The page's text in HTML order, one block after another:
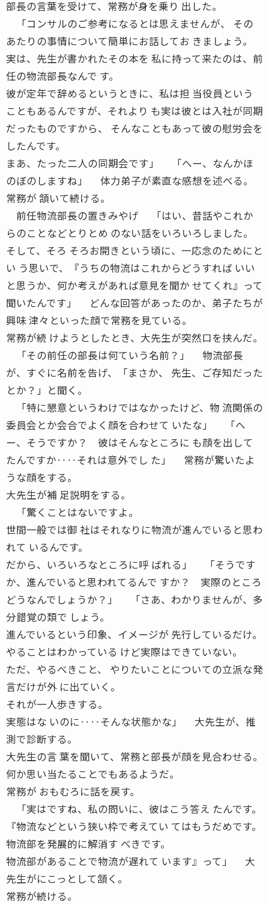
部長の言葉を受けて、常務が身を乗り 出した。
「コンサルのご参考になるとは思えませんが、 その
あたりの事情について簡単にお話してお きましょう。
実は、先生が書かれたその本を 私に持って来たのは、前
任の物流部長なんで す。
彼が定年で辞めるというときに、私は担 当役員という
こともあるんですが、それより も実は彼とは入社が同期
だったものですから、 そんなこともあって彼の慰労会を
したんです。
まあ、たった二人の同期会です」 「へー、なんかほ
のぼのしますね」 体力弟子が素直な感想を述べる。
常務が 頷いて続ける。
前任物流部長の置きみやげ 「はい、昔話やこれか
らのことなどとりとめ のない話をいろいろしました。
そして、そろ そろお開きという頃に、一応念のためにと
い う思いで、『うちの物流はこれからどうすれば いい
と思うか、何か考えがあれば意見を聞か せてくれ』って
聞いたんです」 どんな回答があったのか、弟子たちが
興味 津々といった顔で常務を見ている。
常務が続 けようとしたとき、大先生が突然口を挟んだ。
「その前任の部長は何ていう名前？」 物流部長
が、すぐに名前を告げ、「まさか、 先生、ご存知だった
とか？」と聞く。
「特に懇意というわけではなかったけど、物 流関係の
委員会とか会合でよく顔を合わせて いたな」 「へ
ー、そうですか？ 彼はそんなところに も顔を出して
たんですか‥‥それは意外でし た」 常務が驚いたよ
うな顔をする。
大先生が補 足説明をする。
「驚くことはないですよ。
世間一般では御 社はそれなりに物流が進んでいると思わ
れて いるんです。
だから、いろいろなところに呼 ばれる」 「そうです
か、進んでいると思われてるんで すか？ 実際のところ
どうなんでしょうか？」 「さあ、わかりませんが、多
分錯覚の類で しょう。
進んでいるという印象、イメージが 先行しているだけ。
やることはわかっている けど実際はできていない。
ただ、やるべきこと、 やりたいことについての立派な発
言だけが外 に出ていく。
それが一人歩きする。
実態はな いのに‥‥そんな状態かな」 大先生が、推
測で診断する。
大先生の言 葉を聞いて、常務と部長が顔を見合わせる。
何か思い当たることでもあるようだ。
常務が おもむろに話を戻す。
「実はですね、私の問いに、彼はこう答え たんです。
『物流などという狭い枠で考えてい てはもうだめです。
物流部を発展的に解消す べきです。
物流部があることで物流が遅れて います』って」 大
先生がにこっとして頷く。
常務が続ける。